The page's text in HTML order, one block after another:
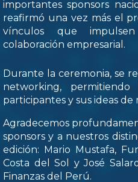
importantes sponsors
reafirmó una vez más el
vínculos que
colaboración empresarial.
Durante la ceremonia, se
networking,
participantes y sus ideas de
Agradecemos
sponsors y a nuestros
edición: Mario Mustafa,
Costa del Sol y José
Finanzas del Perú.